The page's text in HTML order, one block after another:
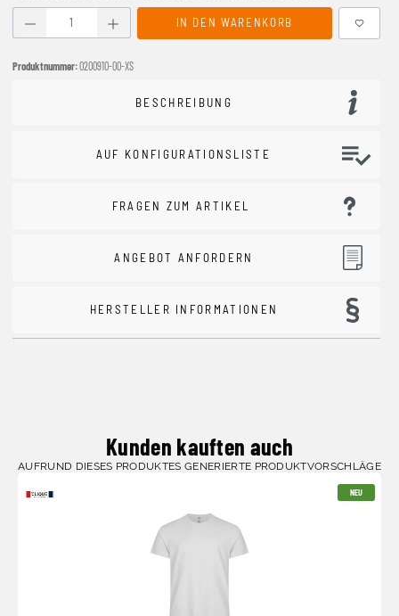
Produkt Anzahl: Gib den gewünschten Wert ein oder
IN DEN WARENKORB
Produktnummer:0200910-00-XS
BESCHREIBUNG
AUF KONFIGURATIONSLISTE
FRAGEN ZUM ARTIKEL
ANGEBOT ANFORDERN
HERSTELLER INFORMATIONEN
Kunden kauften auch
AUFRUND DIESES PRODUKTES GENERIERTE PRODUKTVORSCHLÄGE
NEU